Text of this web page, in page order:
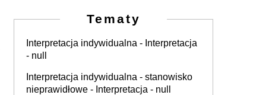
Tematy
Interpretacja indywidualna - Interpretacja
- null
Interpretacja indywidualna - stanowisko
nieprawidłowe - Interpretacja - null